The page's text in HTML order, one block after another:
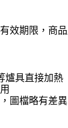
效期限，商
爐具直接加熱
圖檔略有差